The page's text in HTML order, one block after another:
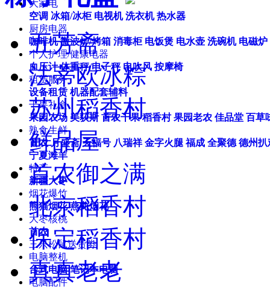
大家电
空调 冰箱/冰柜 电视机 洗衣机 热水器
厨房电器
咖啡机 微波炉/烤箱 消毒柜 电饭煲 电水壶 洗碗机 电磁炉
个人护理/健康电器
血压计 体重秤/电子秤 电吹风 按摩椅
租赁服务
设备租赁 机器配套辅料
干果礼盒
果园农场 美荻斯 首农干果 稻香村 果园老农 佳品堂 百草
熟食生鲜
首农 月盛斋 天福号 八瑞祥 金字火腿 福成 全聚德 德州扒
宁夏滩羊
特产
新疆大枣
烟花爆竹
熊猫烟花 燕龙烟花
大枣核桃
首农
三只松鼠送货劵
电脑整机
台式电脑 笔记本电脑
电脑配件
五芳斋
法蒂欧冰粽
苏州稻香村
鲜品屋
首农御之满
北京稻香村
保定稻香村
真真老老